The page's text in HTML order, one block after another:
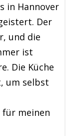
in Hannover
Der
und die
ist
Die Küche
um selbst
für meinen